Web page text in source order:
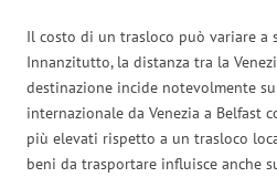
Il costo di un trasloco può variare a
Innanzitutto, la distanza tra la
destinazione incide notevolmente
internazionale da Venezia a Belfast
più elevati rispetto a un trasloco
beni da trasportare influisce anche